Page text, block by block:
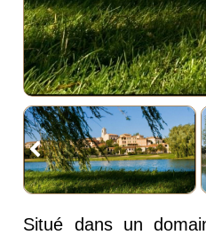
Situé dans un